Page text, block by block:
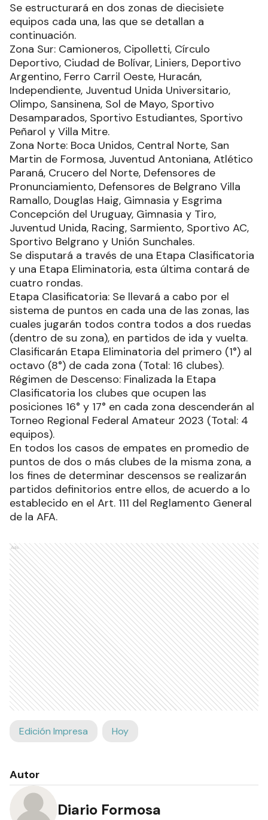
Se estructurará en dos zonas de diecisiete
equipos cada una, las que se detallan a
continuación.
Zona Sur: Camioneros, Cipolletti, Círculo
Deportivo, Ciudad de Bolívar, Liniers, Deportivo
Argentino, Ferro Carril Oeste, Huracán,
Independiente, Juventud Unida Universitario,
Olimpo, Sansinena, Sol de Mayo, Sportivo
Desamparados, Sportivo Estudiantes, Sportivo
Peñarol y Villa Mitre.
Zona Norte: Boca Unidos, Central Norte, San
Martin de Formosa, Juventud Antoniana, Atlético
Paraná, Crucero del Norte, Defensores de
Pronunciamiento, Defensores de Belgrano Villa
Ramallo, Douglas Haig, Gimnasia y Esgrima
Concepción del Uruguay, Gimnasia y Tiro,
Juventud Unida, Racing, Sarmiento, Sportivo AC,
Sportivo Belgrano y Unión Sunchales.
Se disputará a través de una Etapa Clasificatoria
y una Etapa Eliminatoria, esta última contará de
cuatro rondas.
Etapa Clasificatoria: Se llevará a cabo por el
sistema de puntos en cada una de las zonas, las
cuales jugarán todos contra todos a dos ruedas
(dentro de su zona), en partidos de ida y vuelta.
Clasificarán Etapa Eliminatoria del primero (1°) al
octavo (8°) de cada zona (Total: 16 clubes).
Régimen de Descenso: Finalizada la Etapa
Clasificatoria los clubes que ocupen las
posiciones 16° y 17° en cada zona descenderán al
Torneo Regional Federal Amateur 2023 (Total: 4
equipos).
En todos los casos de empates en promedio de
puntos de dos o más clubes de la misma zona, a
los fines de determinar descensos se realizarán
partidos definitorios entre ellos, de acuerdo a lo
establecido en el Art. 111 del Reglamento General
de la AFA.
Ads
Edición Impresa Hoy
Autor
Diario Formosa